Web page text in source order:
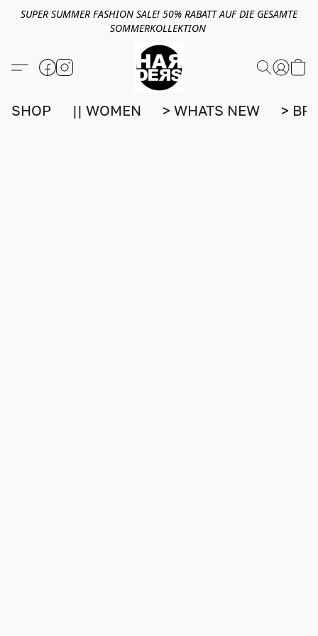
SUPER SUMMER FASHION SALE! 50% RABATT AUF DIE GESAMTE
SOMMERKOLLEKTION
SHOP || WOMEN > WHATS NEW >